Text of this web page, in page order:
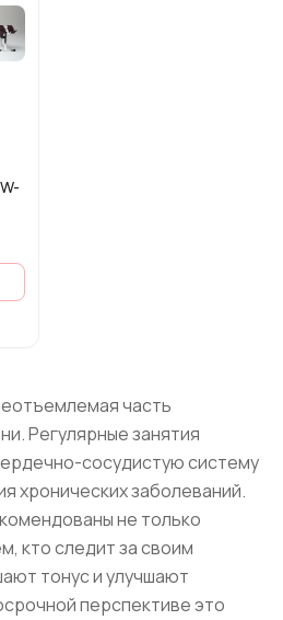
часть
Регулярные занятия
сосудистую систему
хронических заболеваний.
не только
кто следит за своим
тонус и улучшают
перспективе это